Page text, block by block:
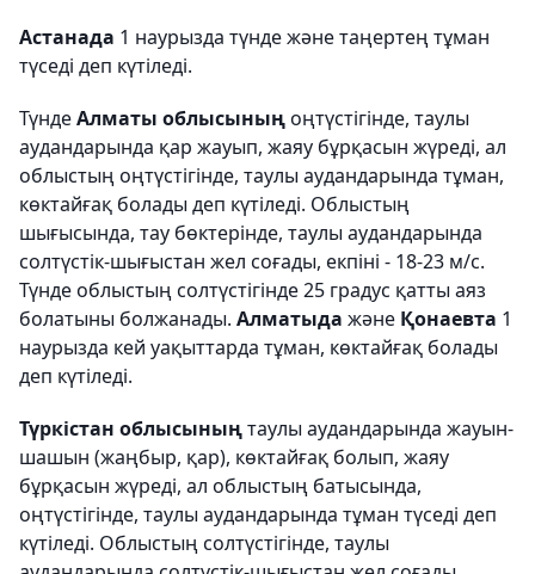
Астанада 1 наурызда түнде және таңертең тұман
түседі деп күтіледі.
ТүндеАлматы облысыныңоңтүстігінде, таулы
аудандарында қар жауып, жаяу бұрқасын жүреді, ал
облыстың оңтүстігінде, таулы аудандарында тұман,
көктайғақ болады деп күтіледі. Облыстың
шығысында, тау бөктерінде, таулы аудандарында
солтүстік-шығыстан жел соғады, екпіні - 18-23 м/с.
Түнде облыстың солтүстігінде 25 градус қатты аяз
болатыны болжанады. Алматыда және Қонаевта 1
наурызда кей уақыттарда тұман, көктайғақ болады
деп күтіледі.
Түркістан облысыныңтаулы аудандарында жауын-
шашын (жаңбыр, қар), көктайғақ болып, жаяу
бұрқасын жүреді, ал облыстың батысында,
оңтүстігінде, таулы аудандарында тұман түседі деп
күтіледі. Облыстың солтүстігінде, таулы